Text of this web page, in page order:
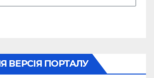
ВЕРСІЯ ПОРТАЛУ